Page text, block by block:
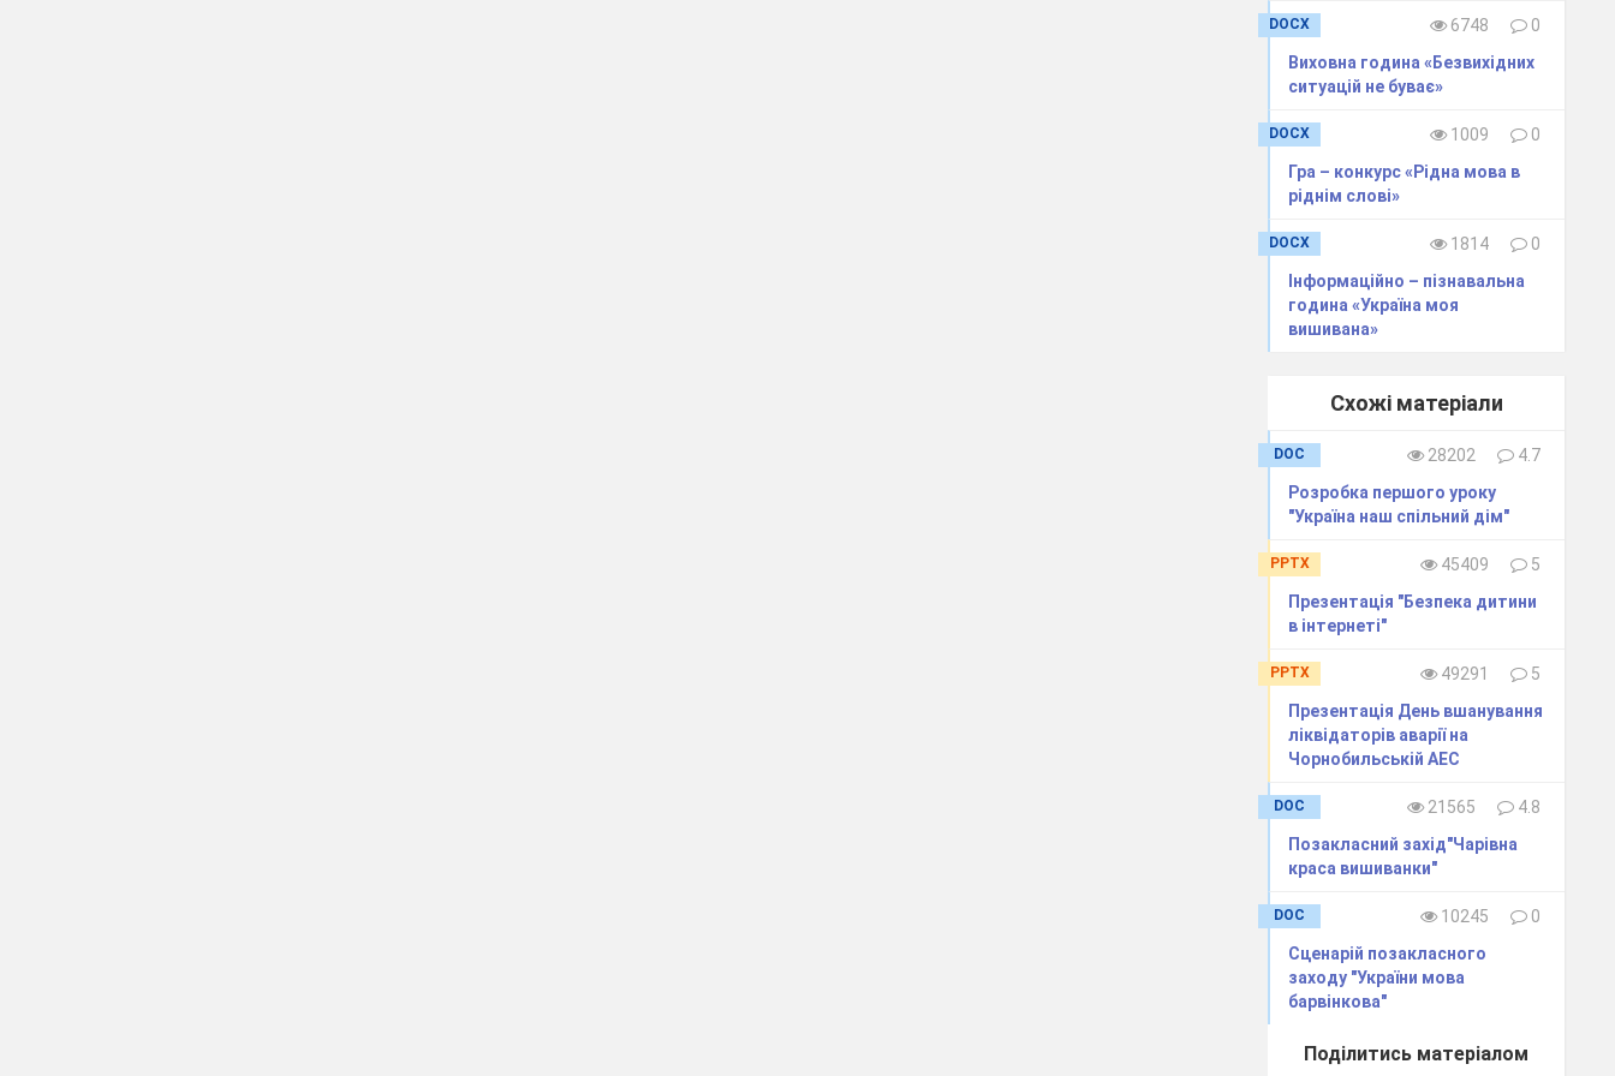
DOCX 6748
0
Виховна година «Безвихідних
ситуацій не буває»
DOCX 1009
0
Гра – конкурс «Рідна мова в
ріднім слові»
DOCX 1814
0
Інформаційно – пізнавальна
година «Україна моя
вишивана»
Схожі матеріали
DOC 28202
4.7
Розробка першого уроку
"Україна наш спільний дім"
PPTX 45409
5
Презентація "Безпека дитини
в інтернеті"
PPTX 49291
5
Презентація День вшанування
ліквідаторів аварії на
Чорнобильській АЕС
DOC 21565
4.8
Позакласний захід"Чарівна
краса вишиванки"
DOC 10245
0
Сценарій позакласного
заходу "України мова
барвінкова"
Поділитись матеріалом